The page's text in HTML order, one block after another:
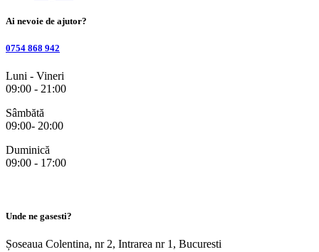
Ai nevoie de ajutor?
0754 868 942
Luni - Vineri
09:00 - 21:00
Sâmbătă
09:00- 20:00
Duminică
09:00 - 17:00
Unde ne gasesti?
Șoseaua Colentina, nr 2, Intrarea nr 1, Bucuresti